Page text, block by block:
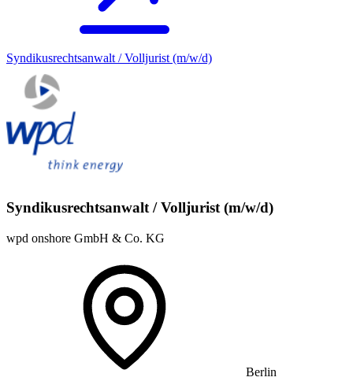
Syndikusrechtsanwalt / Volljurist (m/w/d)
Syndikusrechtsanwalt / Volljurist (m/w/d)
wpd onshore GmbH & Co. KG
Berlin